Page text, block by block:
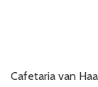
Cafetaria van